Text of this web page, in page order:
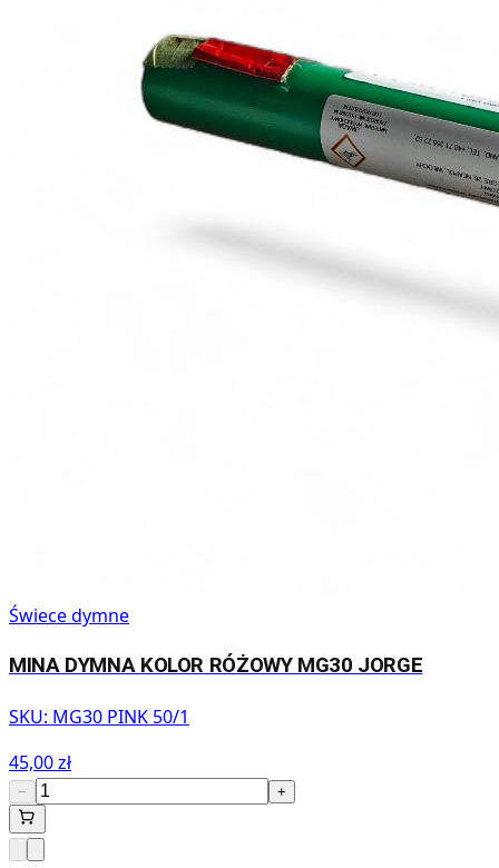
Świece dymne
MINA DYMNA KOLOR RÓŻOWY MG30 JORGE
SKU: MG30 PINK 50/1
45,00 zł
− +